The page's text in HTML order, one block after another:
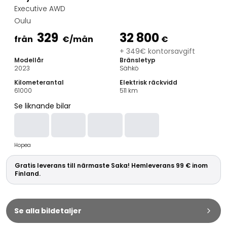
Kombibilar
Stadsbilar
Dragfordon
Kommersiella fordon
Auktionsbilar
Prisvärda bilar
Bilmärken
Audi
BMW
Kia
Mercedes-Benz
Polestar
Skoda
Tesla
Toyota
Executive AWD
Oulu
från 329 €/mån 32 800 €
+ 349€ kontorsavgift
Modellår
2023
Bränsletyp
Sähkö
Kilometerantal
61000
Elektrisk räckvidd
511 km
Se liknande bilar
Hopea
Gratis leverans till närmaste Saka! Hemleverans 99 € inom
Finland.
Se alla bildetaljer